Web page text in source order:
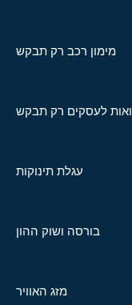
מימון רכב רק תבקש
לעסקים רק תבקש
עגלת תינוקות
בורסה ושוק ההון
מזג האוויר